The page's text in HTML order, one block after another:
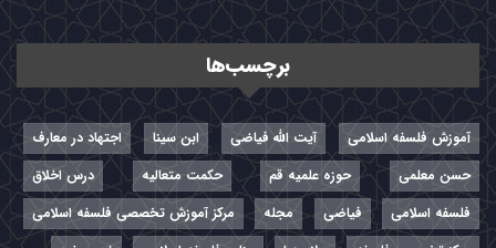
برچسب‌ها
آموزش فلسفه اسلامی آیت الله فیاضی ابن سینا
اجتهاد در معارف
حسن معلمی
حوزه علمیه قم حکمت متعالیه
درس اخلاق
فلسفه اسلامی
فیاضی مجله
مرکز آموزش تخصصی فلسفه اسلامی